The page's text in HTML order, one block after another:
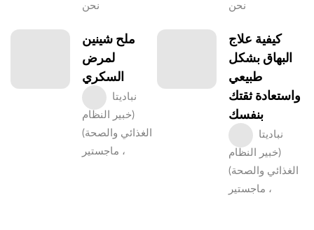
نحن
نحن
ملح شينين
لمرض
السكري
نباديتا
(خبير النظام
الغذائي والصحة)
، ماجستير
كيفية علاج
البهاق بشكل
طبيعي
واستعادة ثقتك
بنفسك
نباديتا
(خبير النظام
الغذائي والصحة)
، ماجستير